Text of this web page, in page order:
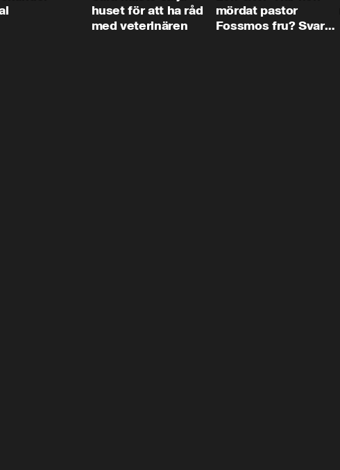
huset för att ha råd
med veterinären
mördat pastor
Fossmos fru? Svar